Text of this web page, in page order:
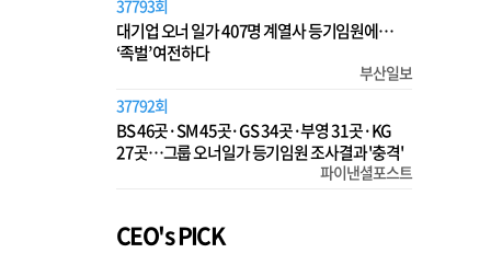
37793회
대기업 오너 일가 407명 계열사 등기임원에…
‘족벌’ 여전하다
부산일보
37792회
BS 46곳·SM 45곳·GS 34곳·부영 31곳·KG
27곳…그룹 오너일가 등기임원 조사결과 '충격'
파이낸셜포스트
CEO's PICK